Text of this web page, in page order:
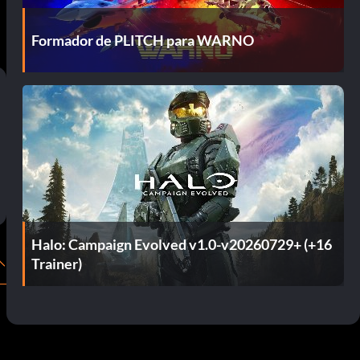
Formador de PLITCH para WARNO
Halo: Campaign Evolved v1.0-v20260729+ (+16
Trainer)